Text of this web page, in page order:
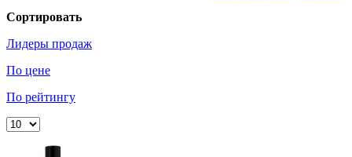
Сортировать
Лидеры продаж
По цене
По рейтингу